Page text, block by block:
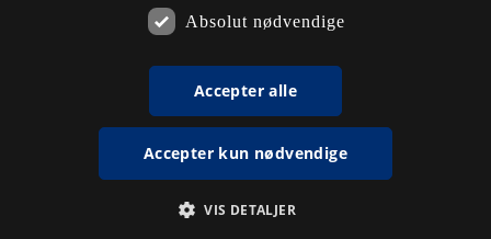
Absolut nødvendige
Accepter alle
Accepter kun nødvendige
VIS DETALJER